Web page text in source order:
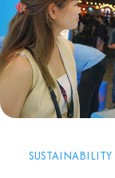
SUSTAINABILITY